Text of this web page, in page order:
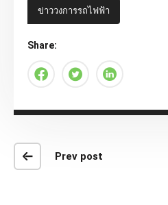
ข่าววงการรถไฟฟ้า
Share:
Prev post